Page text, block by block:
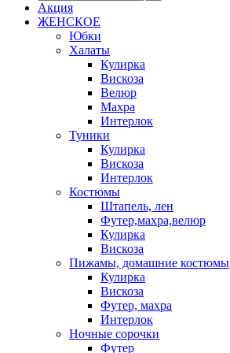
Акция
ЖЕНСКОЕ
Юбки
Халаты
Кулирка
Вискоза
Велюр
Махра
Интерлок
Туники
Кулирка
Вискоза
Интерлок
Костюмы
Штапель, лен
Футер,махра,велюр
Кулирка
Вискоза
Пижамы, домашние костюмы
Кулирка
Вискоза
Футер, махра
Интерлок
Ночные сорочки
Футер